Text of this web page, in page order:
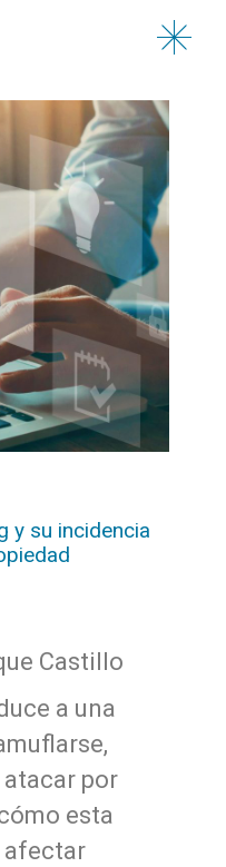
y su incidencia
Castillo
a una
atacar por
esta
afectar